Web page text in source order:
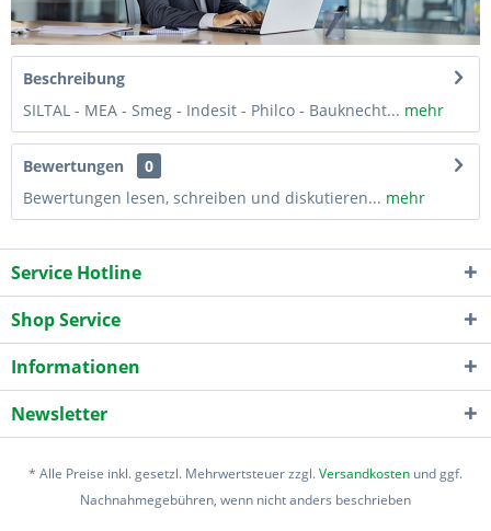
Beschreibung
SILTAL - MEA - Smeg - Indesit - Philco - Bauknecht... mehr
Bewertungen
0
Bewertungen lesen, schreiben und diskutieren... mehr
Service Hotline
Shop Service
Informationen
Newsletter
* Alle Preise inkl. gesetzl. Mehrwertsteuer zzgl.Versandkosten und ggf.
Nachnahmegebühren, wenn nicht anders beschrieben